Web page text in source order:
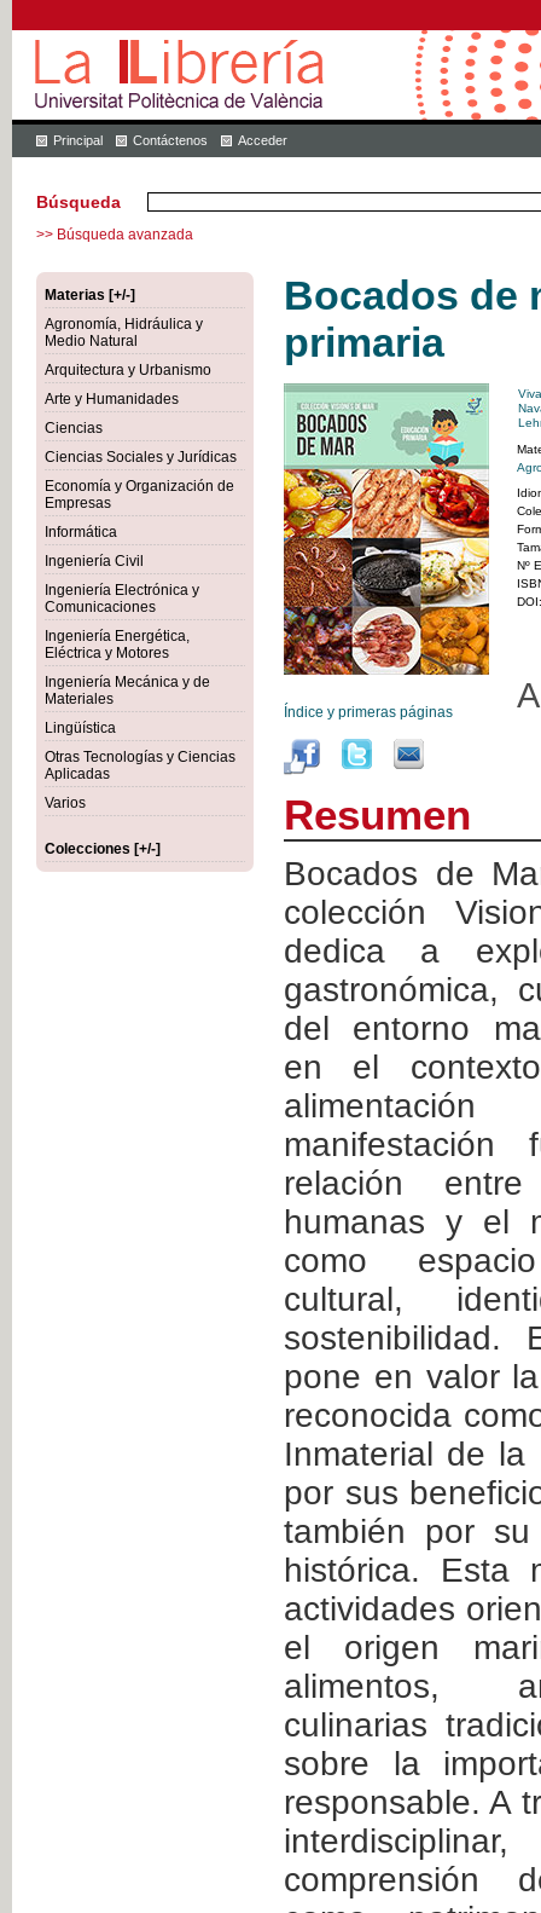
Principal Contáctenos Acceder
Búsqueda
>> Búsqueda avanzada
Materias [+/-]
Agronomía, Hidráulica y
Medio Natural
Arquitectura y Urbanismo
Arte y Humanidades
Ciencias
Ciencias Sociales y Jurídicas
Economía y Organización de
Empresas
Informática
Ingeniería Civil
Ingeniería Electrónica y
Comunicaciones
Ingeniería Energética,
Eléctrica y Motores
Ingeniería Mecánica y de
Materiales
Lingüística
Otras Tecnologías y Ciencias
Aplicadas
Varios
Colecciones [+/-]
Bocados de
primaria
Índice y primeras páginas
Nº
Resumen
Bocados de
colección
dedica a
gastronómica,
del entorno
en el
manifestación
relación
humanas y el
como
cultural,
pone en valor
reconocida
Inmaterial de la
por sus
también por
histórica. Esta
actividades
el origen
alimentos,
culinarias
sobre la
responsable. A
comprensión